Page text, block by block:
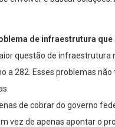
de infraestrutura
questão de infraestrutura
a 282. Esses problemas
de cobrar do governo
vez de apenas apontar o